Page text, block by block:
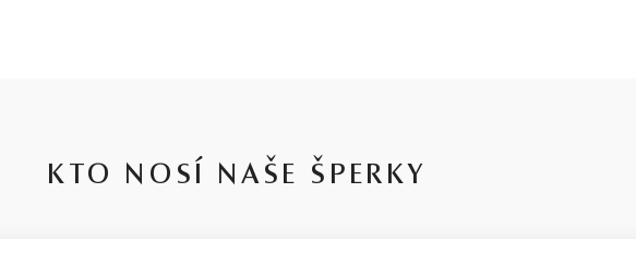
KTO NOSÍ NAŠE ŠPERKY